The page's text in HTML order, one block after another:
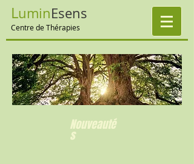
LuminEsens
Centre de Thérapies
Nouveauté
s